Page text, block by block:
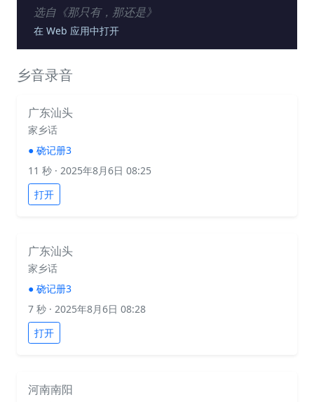
选自《那只有，那还是》
在 Web 应用中打开
乡音录音
广东汕头
家乡话
● 硗记册3
11 秒 · 2025年8月6日 08:25
打开
广东汕头
家乡话
● 硗记册3
7 秒 · 2025年8月6日 08:28
打开
河南南阳